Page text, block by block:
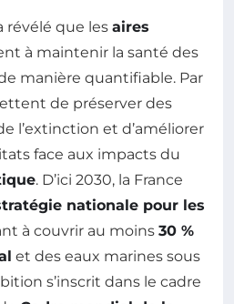
révélé que les aires
à maintenir la santé des
manière quantifiable. Par
de préserver des
l’extinction et d’améliorer
face aux impacts du
. D’ici 2030, la France
nationale pour les
à couvrir au moins 30 %
et des eaux marines sous
s’inscrit dans le cadre